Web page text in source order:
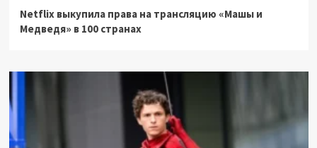
Netflix выкупила права на трансляцию «Машы и
Медведя» в 100 странах